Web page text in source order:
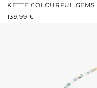
KETTE COLOURFUL GEMS
REGULÄRER PREIS:
139,99 €